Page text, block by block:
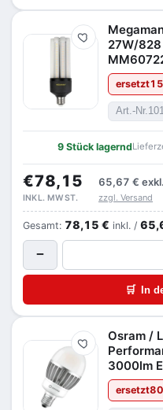
Merken27W/
ersetzt
Art.-Nr.
9 Stück lagernd
€78,15 65,67 €
INKL. MWST. zzgl. Versand
Gesamt: 78,15 € inkl. /
−
🛒 In
Merken
Osram /
3000lm
ersetzt80